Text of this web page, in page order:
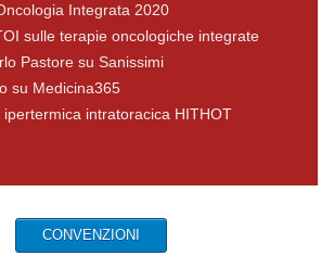
Integrata 2020
sulle terapie oncologiche integrate
Pastore su Sanissimi
su Medicina365
intratoracica HITHOT
CONVENZIONI